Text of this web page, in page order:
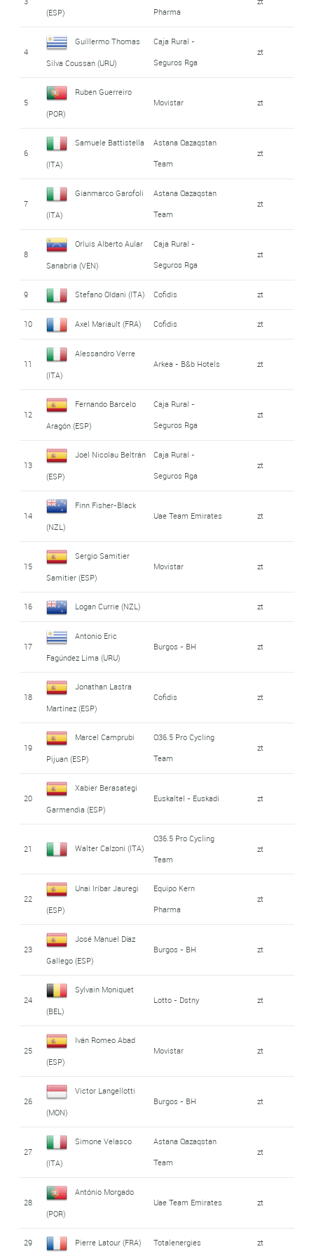
(ESP)
Pharma
4
Guillermo Thomas
Silva Coussan (URU)
Caja Rural -
Seguros Rga
zt
5
Ruben Guerreiro
(POR)
Movistar zt
6
Samuele Battistella
(ITA)
Astana Qazaqstan
Team
zt
7
Gianmarco Garofoli
(ITA)
Astana Qazaqstan
Team
zt
8
Orluis Alberto Aular
Sanabria (VEN)
Caja Rural -
Seguros Rga
zt
9 Stefano Oldani (ITA) Cofidis zt
10 Axel Mariault (FRA) Cofidis zt
11
Alessandro Verre
(ITA)
Arkea - B&b Hotels zt
12
Fernando Barcelo
Aragón (ESP)
Caja Rural -
Seguros Rga
zt
13
Joel Nicolau Beltrán
(ESP)
Caja Rural -
Seguros Rga
zt
14
Finn Fisher-Black
(NZL)
Uae Team Emirates zt
15
Sergio Samitier
Samitier (ESP)
Movistar zt
16 Logan Currie (NZL) zt
17
Antonio Eric
Fagúndez Lima (URU)
Burgos - BH zt
18
Jonathan Lastra
Martinez (ESP)
Cofidis zt
19
Marcel Camprubi
Pijuan (ESP)
Q36.5 Pro Cycling
Team
zt
20
Xabier Berasategi
Garmendia (ESP)
Euskaltel - Euskadi zt
21 Walter Calzoni (ITA)
Q36.5 Pro Cycling
Team
zt
22
Unai Iribar Jauregi
(ESP)
Equipo Kern
Pharma
zt
23
José Manuel Díaz
Gallego (ESP)
Burgos - BH zt
24
Sylvain Moniquet
(BEL)
Lotto - Dstny zt
25
Iván Romeo Abad
(ESP)
Movistar zt
26
Victor Langellotti
(MON)
Burgos - BH zt
27
Simone Velasco
(ITA)
Astana Qazaqstan
Team
zt
28
António Morgado
(POR)
Uae Team Emirates zt
29 Pierre Latour (FRA) Totalenergies zt